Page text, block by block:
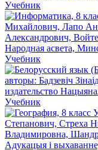
Учебник
Учебник
Учебник